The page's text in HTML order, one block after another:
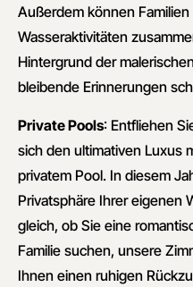
Außerdem können
Wasseraktivitäten
Hintergrund der
bleibende Erinnerungen
Private Pools: Entfliehen
sich den ultimativen Luxus
privatem Pool. In diesem
Privatsphäre Ihrer eigenen
gleich, ob Sie eine
Familie suchen, unsere
Ihnen einen ruhigen